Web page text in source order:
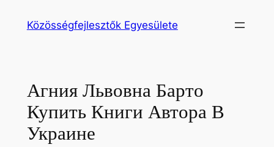
Közösségfejlesztők Egyesülete
Агния Львовна Барто
Купить Книги Автора В
Украине